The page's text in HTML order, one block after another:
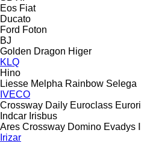
Eos Fiat
Ducato
Ford Foton
BJ
Golden Dragon Higer
KLQ
Hino
Liesse Melpha Rainbow Selega
IVECO
Crossway Daily Euroclass
Indcar Irisbus
Ares Crossway Domino Evadys
Irizar